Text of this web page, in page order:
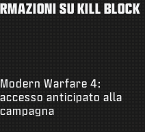
SU KILL BLOCK
Modern Warfare 4:
accesso anticipato alla
campagna